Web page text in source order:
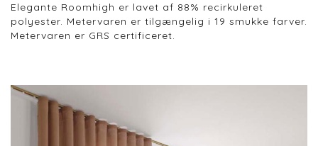
Elegante Roomhigh er lavet af 88% recirkuleret
polyester. Metervaren er tilgængelig i 19 smukke farver.
Metervaren er GRS certificeret.